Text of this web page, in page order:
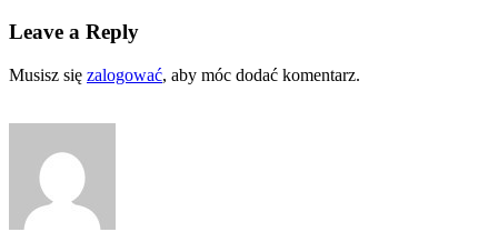
Leave a Reply
Musisz się zalogować, aby móc dodać komentarz.